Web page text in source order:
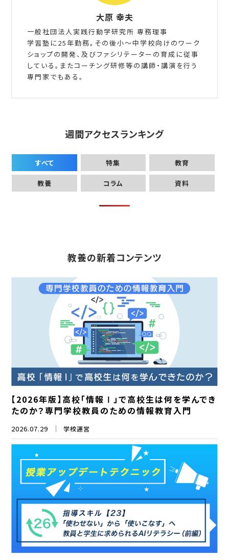
大原 幸夫
一般社団法人実践行動学研究所 専務理事
学習塾に25年勤務。その後小～中学校向けのワーク
ショップの開発、及びファシリテーターの育成に従事
している。またコーチング研修等の講師・講演を行う
専門家でもある。
週間アクセスランキング
すべて 特集 教育
教養 コラム 資料
教養の新着コンテンツ
【2026年版】高校「情報Ⅰ」で高校生は何を学んでき
たのか？専門学校教員のための情報教育入門
2026.07.29 学校運営